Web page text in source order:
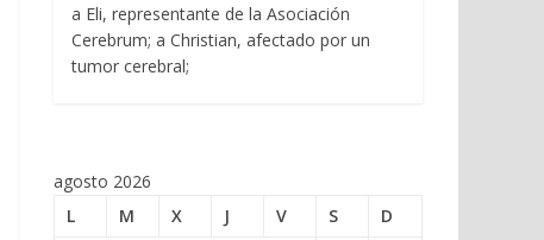
a Eli, representante de la Asociación
Cerebrum; a Christian, afectado por un
tumor cerebral;
agosto 2026
L
M X J V S
D